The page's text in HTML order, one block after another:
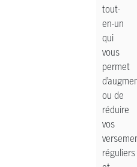
tout-
en-un
qui
vous
permet
ou de
réduire
vos
réguliers